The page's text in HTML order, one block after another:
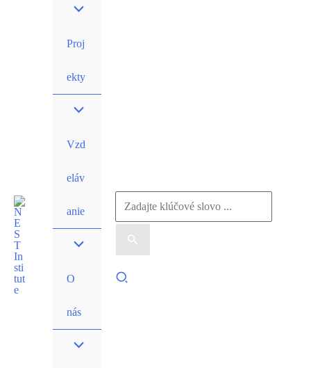
Proj
ekty
Vzd
eláv
anie
O
nás
Vyhľadať:
Hľadať